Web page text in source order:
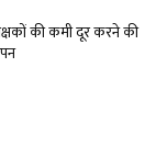
की कमी दूर करने की